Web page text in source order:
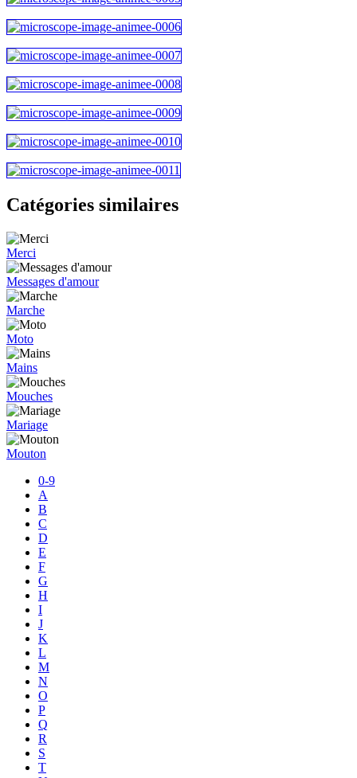
Catégories similaires
Merci
Messages d'amour
Marche
Moto
Mains
Mouches
Mariage
Mouton
0-9
A
B
C
D
E
F
G
H
I
J
K
L
M
N
O
P
Q
R
S
T